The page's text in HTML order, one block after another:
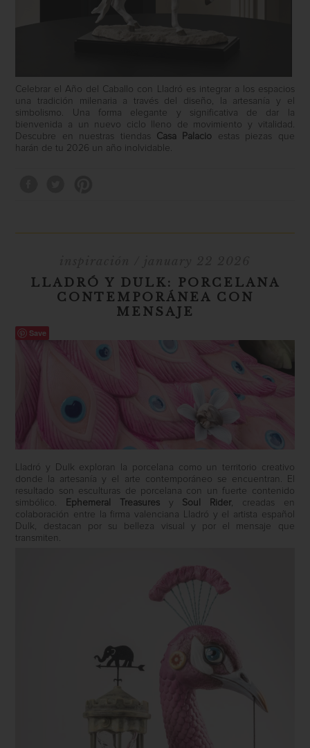
Celebrar el Año del Caballo con Lladró es integrar a los espacios
una tradición milenaria a través del diseño, la artesanía y el
simbolismo. Una forma elegante y significativa de dar la
bienvenida a un nuevo ciclo lleno de movimiento y vitalidad.
Descubre en nuestras tiendas Casa Palacio estas piezas que
harán de tu 2026 un año inolvidable.
LLADRÓ Y DULK: PORCELANA
CONTEMPORÁNEA CON
MENSAJE
Save
Lladró y Dulk exploran la porcelana como un territorio creativo
donde la artesanía y el arte contemporáneo se encuentran. El
resultado son esculturas de porcelana con un fuerte contenido
simbólico.
Ephemeral Treasuresy Soul Rider, creadas en
colaboración entre la firma valenciana Lladró y el artista español
Dulk, destacan por su belleza visual y por el mensaje que
transmiten.